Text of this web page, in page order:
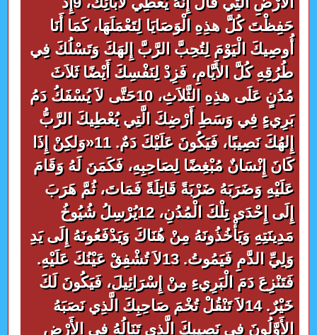
حَفِظْتَ كُلَّ هذِهِ الْوَصَايَا لِتَعْمَلَهَا، كَمَا أَنَا
أُوصِيكَ الْيَوْمَ لِتُحِبَّ الرَّبَّ إِلهَكَ وَتَسْلُكَ فِي
طُرُقِهِ كُلَّ الأَيَّامِ، فَزِدْ لِنَفْسِكَ أَيْضًا ثَلاَثَ
مُدُنٍ عَلَى هذِهِ الثَّلاَثِ، 10حَتَّى لاَ يُسْفَكُ دَمُ
بَرِيءٍ فِي وَسَطِ أَرْضِكَ الَّتِي يُعْطِيكَ الرَّبُّ
إِلهُكَ نَصِيبًا، فَيَكُونَ عَلَيْكَ دَمٌ. 11«وَلكِنْ إِذَا
كَانَ إِنْسَانٌ مُبْغِضًا لِصَاحِبِهِ، فَكَمَنَ لَهُ وَقَامَ
عَلَيْهِ وَضَرَبَهُ ضَرْبَةً قَاتِلَةً فَمَاتَ، ثُمَّ هَرَبَ
إِلَى إِحْدَى تِلْكَ الْمُدُنِ، 12يُرْسِلُ شُيُوخُ
مَدِينَتِهِ وَيَأْخُذُونَهُ مِنْ هُنَاكَ وَيَدْفَعُونَهُ إِلَى يَدِ
وَلِيِّ الدَّمِ فَيَمُوتُ. 13لاَ تُشْفِقْ عَيْنُكَ عَلَيْهِ.
فَتَنْزِعَ دَمَ الْبَرِيءِ مِنْ إِسْرَائِيلَ، فَيَكُونَ لَكَ
خَيْرٌ. 14لاَ تَنْقُلْ تُخْمَ صَاحِبِكَ الَّذِي نَصَبَهُ
الأَوَّلُونَ فِي نَصِيبِكَ الَّذِي تَنَالُهُ فِي الأَرْضِ